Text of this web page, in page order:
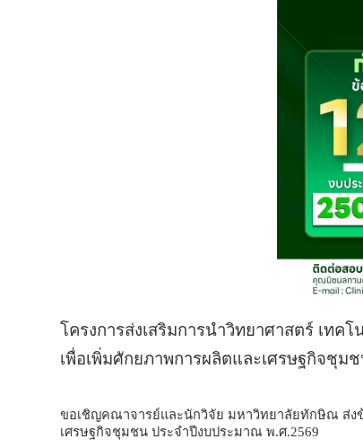
โครงการส่งเสริมการนำวิทยาศาสตร์ เทค
เพื่อเพิ่มศักยภาพการผลิตและเศรษฐกิจชุม
ขอเชิญคณาจารย์และนักวิจัย มหาวิทยาลัยทักษิณ ส่งข้
เศรษฐกิจชุมชน ประจำปีงบประมาณ พ.ศ.2569